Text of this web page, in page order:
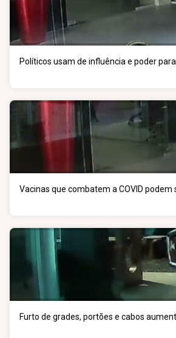
Políticos usam de influência e poder
Vacinas que combatem a COVID
Furto de grades, portões e cabos